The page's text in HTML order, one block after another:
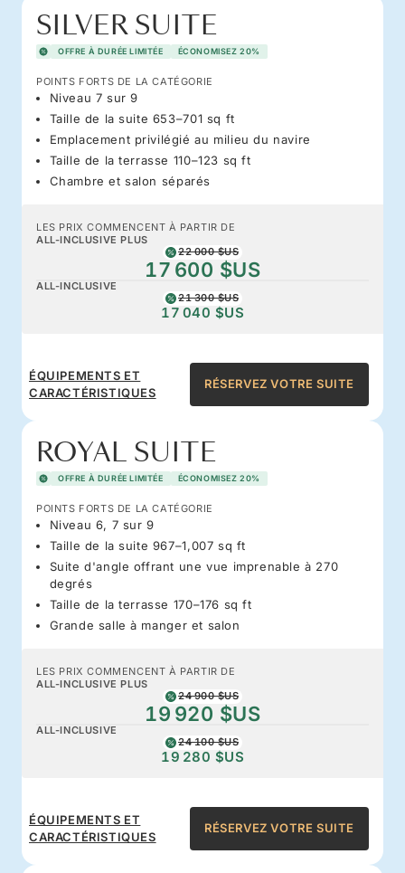
SILVER SUITE
OFFRE À DURÉE LIMITÉE ÉCONOMISEZ 20%
POINTS FORTS DE LA CATÉGORIE
Niveau 7 sur 9
Taille de la suite 653–701 sq ft
Emplacement privilégié au milieu du navire
Taille de la terrasse 110–123 sq ft
Chambre et salon séparés
LES PRIX COMMENCENT À PARTIR DE
ALL-INCLUSIVE PLUS
22 000 $US
17 600 $US
ALL-INCLUSIVE
21 300 $US
17 040 $US
ÉQUIPEMENTS ET
CARACTÉRISTIQUES
RÉSERVEZ VOTRE SUITE
ROYAL SUITE
OFFRE À DURÉE LIMITÉE ÉCONOMISEZ 20%
POINTS FORTS DE LA CATÉGORIE
Niveau 6, 7 sur 9
Taille de la suite 967–1,007 sq ft
Suite d'angle offrant une vue imprenable à 270
degrés
Taille de la terrasse 170–176 sq ft
Grande salle à manger et salon
LES PRIX COMMENCENT À PARTIR DE
ALL-INCLUSIVE PLUS
24 900 $US
19 920 $US
ALL-INCLUSIVE
24 100 $US
19 280 $US
ÉQUIPEMENTS ET
CARACTÉRISTIQUES
RÉSERVEZ VOTRE SUITE